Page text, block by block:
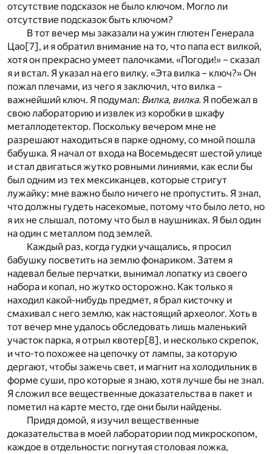
отсутствие подсказок не было ключом. Могло ли
отсутствие подсказок быть ключом?
В тот вечер мы заказали на ужин глютен Генерала
Цао[7] , и я обратил внимание на то, что папа ест вилкой,
хотя он прекрасно умеет палочками. «Погоди!» – сказал
я и встал. Я указал на его вилку. «Эта вилка – ключ?» Он
пожал плечами, из чего я заключил, что вилка –
важнейший ключ. Я подумал: Вилка, вилка. Я побежал в
свою лабораторию и извлек из коробки в шкафу
металлодетектор. Поскольку вечером мне не
разрешают находиться в парке одному, со мной пошла
бабушка. Я начал от входа на Восемьдесят шестой улице
и стал двигаться жутко ровными линиями, как если бы
был одним из тех мексиканцев, которые стригут
лужайку: мне важно было ничего не пропустить. Я знал,
что должны гудеть насекомые, потому что было лето, но
я их не слышал, потому что был в наушниках. Я был один
на один с металлом под землей.
Каждый раз, когда гудки учащались, я просил
бабушку посветить на землю фонариком. Затем я
надевал белые перчатки, вынимал лопатку из своего
набора и копал, но жутко осторожно. Как только я
находил какой-нибудь предмет, я брал кисточку и
смахивал с него землю, как настоящий археолог. Хоть в
тот вечер мне удалось обследовать лишь маленький
участок парка, я отрыл квотер [8] , и несколько скрепок,
и что-то похожее на цепочку от лампы, за которую
дергают, чтобы зажечь свет, и магнит на холодильник в
форме суши, про которые я знаю, хотя лучше бы не знал.
Я сложил все вещественные доказательства в пакет и
пометил на карте место, где они были найдены.
Придя домой, я изучил вещественные
доказательства в моей лаборатории под микроскопом,
каждое в отдельности: погнутая столовая ложка,